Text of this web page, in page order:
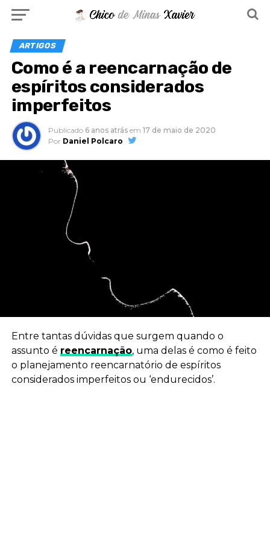
ARTIGOS
Como é a reencarnação de
espíritos considerados
imperfeitos
Publicado 6 anos atrás em 17 de maio de 2020
Por Daniel Polcaro
Entre tantas dúvidas que surgem quando o
assunto é reencarnação, uma delas é como é feito
o planejamento reencarnatório de espíritos
considerados imperfeitos ou ‘endurecidos’.